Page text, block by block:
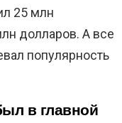
25 млн
долларов. А все
популярность
в главной